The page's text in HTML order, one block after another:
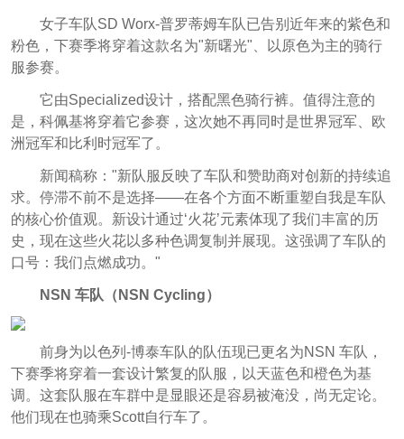
女子车队SD Worx-普罗蒂姆车队已告别近年来的紫色和
粉色，下赛季将穿着这款名为"新曙光"、以原色为主的骑行
服参赛。
它由Specialized设计，搭配黑色骑行裤。值得注意的
是，科佩基将穿着它参赛，这次她不再同时是世界冠军、欧
洲冠军和比利时冠军了。
新闻稿称："新队服反映了车队和赞助商对创新的持续追
求。停滞不前不是选择——在各个方面不断重塑自我是车队
的核心价值观。新设计通过‘火花’元素体现了我们丰富的历
史，现在这些火花以多种色调复制并展现。这强调了车队的
口号：我们点燃成功。"
NSN 车队（ NSN Cycling）
前身为以色列-博泰车队的队伍现已更名为NSN 车队，
下赛季将穿着一套设计繁复的队服，以天蓝色和橙色为基
调。这套队服在车群中是显眼还是容易被淹没，尚无定论。
他们现在也骑乘Scott自行车了。